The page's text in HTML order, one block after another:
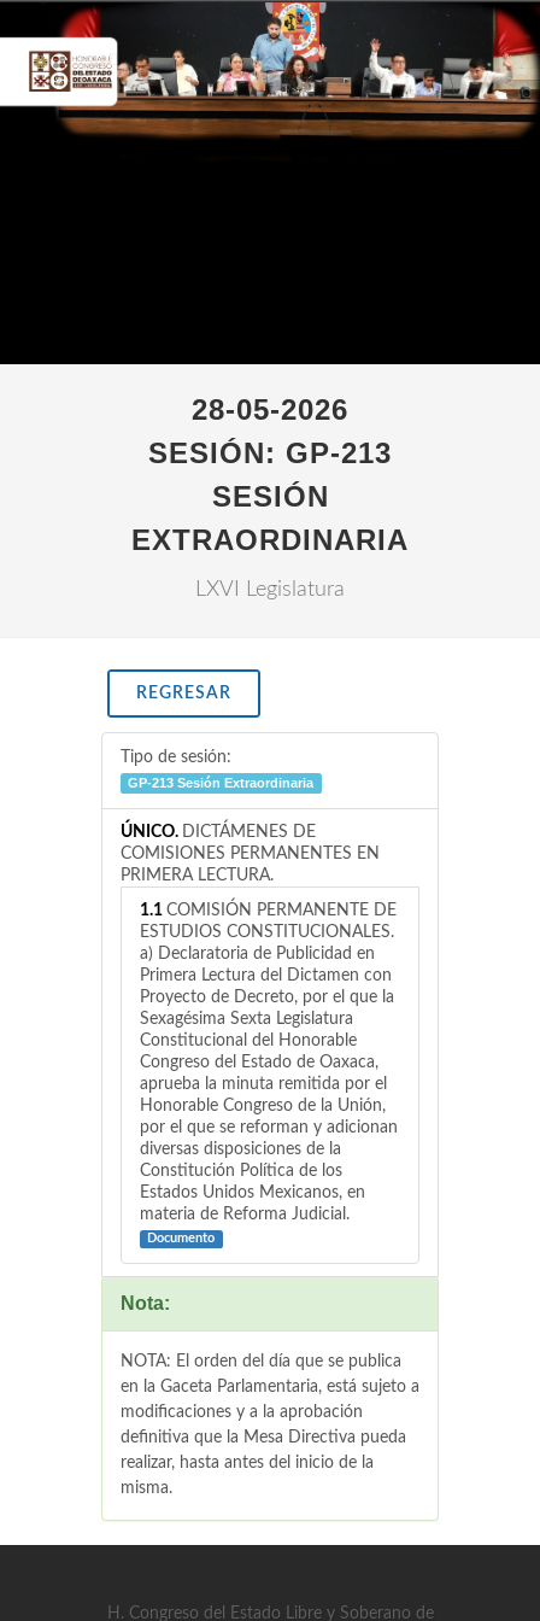
28-05-2026
SESIÓN: GP-213
SESIÓN
EXTRAORDINARIA
LXVI Legislatura
REGRESAR
Tipo de sesión:
GP-213 Sesión Extraordinaria
ÚNICO. DICTÁMENES DE
COMISIONES PERMANENTES EN
PRIMERA LECTURA.
1.1 COMISIÓN PERMANENTE DE
ESTUDIOS CONSTITUCIONALES.
a) Declaratoria de Publicidad en
Primera Lectura del Dictamen con
Proyecto de Decreto, por el que la
Sexagésima Sexta Legislatura
Constitucional del Honorable
Congreso del Estado de Oaxaca,
aprueba la minuta remitida por el
Honorable Congreso de la Unión,
por el que se reforman y adicionan
diversas disposiciones de la
Constitución Política de los
Estados Unidos Mexicanos, en
materia de Reforma Judicial.
Documento
Nota:
NOTA: El orden del día que se publica
en la Gaceta Parlamentaria, está sujeto a
modificaciones y a la aprobación
definitiva que la Mesa Directiva pueda
realizar, hasta antes del inicio de la
misma.
H. Congreso del Estado Libre y Soberano de